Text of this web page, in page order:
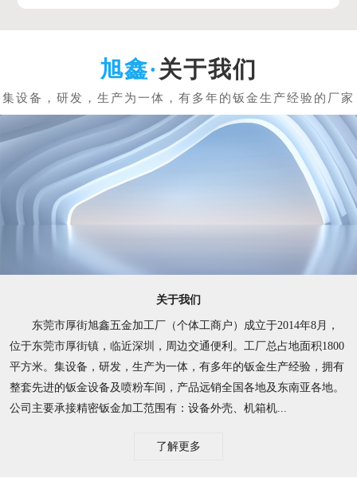
关于我们
关于我们
东莞市厚街旭鑫五金加工厂（个体工商户）成立于2014年8月，
位于东莞市厚街镇，临近深圳，周边交通便利。工厂总占地面积1800
平方米。集设备，研发，生产为一体，有多年的钣金生产经验，拥有
整套先进的钣金设备及喷粉车间，产品远销全国各地及东南亚各地。
公司主要承接精密钣金加工范围有：设备外壳、机箱机...
了解更多